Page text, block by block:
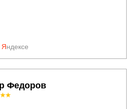
Яндексе
Федоров